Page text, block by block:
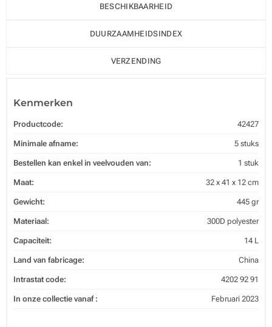
BESCHIKBAARHEID
DUURZAAMHEIDSINDEX
VERZENDING
Kenmerken
Productcode: 42427
Minimale afname: 5 stuks
Bestellen kan enkel in veelvouden van: 1 stuk
Maat: 32 x 41 x 12 cm
Gewicht: 445 gr
Materiaal: 300D polyester
Capaciteit: 14 L
Land van fabricage: China
Intrastat code: 4202 92 91
In onze collectie vanaf : Februari 2023